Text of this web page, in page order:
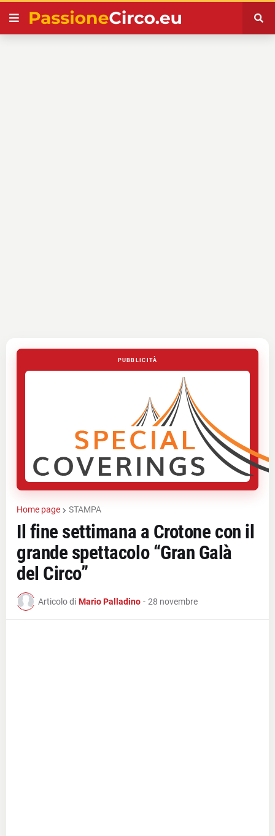
PUBBLICITÀ
Home page STAMPA
Il fine settimana a Crotone con il
grande spettacolo “Gran Galà
del Circo”
Articolo di Mario Palladino - 28 novembre